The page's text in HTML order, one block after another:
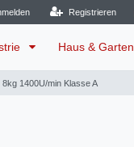
Registrieren
Haus & Garten
1400U/min Klasse A